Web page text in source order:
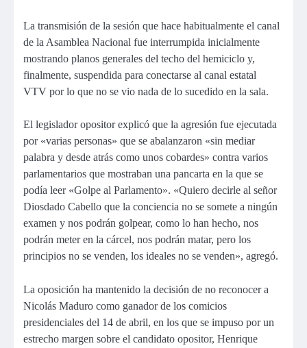
La transmisión de la sesión que hace habitualmente el canal
de la Asamblea Nacional fue interrumpida inicialmente
mostrando planos generales del techo del hemiciclo y,
finalmente, suspendida para conectarse al canal estatal
VTV por lo que no se vio nada de lo sucedido en la sala.
El legislador opositor explicó que la agresión fue ejecutada
por «varias personas» que se abalanzaron «sin mediar
palabra y desde atrás como unos cobardes» contra varios
parlamentarios que mostraban una pancarta en la que se
podía leer «Golpe al Parlamento». «Quiero decirle al señor
Diosdado Cabello que la conciencia no se somete a ningún
examen y nos podrán golpear, como lo han hecho, nos
podrán meter en la cárcel, nos podrán matar, pero los
principios no se venden, los ideales no se venden», agregó.
La oposición ha mantenido la decisión de no reconocer a
Nicolás Maduro como ganador de los comicios
presidenciales del 14 de abril, en los que se impuso por un
estrecho margen sobre el candidato opositor, Henrique